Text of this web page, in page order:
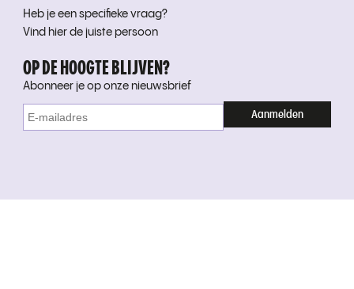
Heb je een specifieke vraag?
Vind hier de juiste persoon
OP DE HOOGTE BLIJVEN?
Abonneer je op onze nieuwsbrief